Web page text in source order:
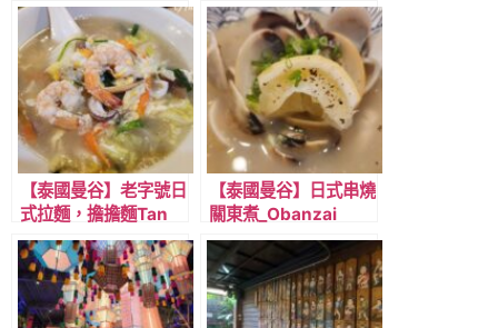
【泰國曼谷】老字號日
式拉麵，擔擔麵Tan
Tan Men，近BTS 淺
綠線Phrom Phong
澎蓬站，無限回訪的愛
店！
【泰國曼谷】日式串燒
關東煮_Obanzai
Kitaro 喜多郎，近
BTS 淺綠線E5站
Phrom Phong 澎蓬
站，步行五分鐘!